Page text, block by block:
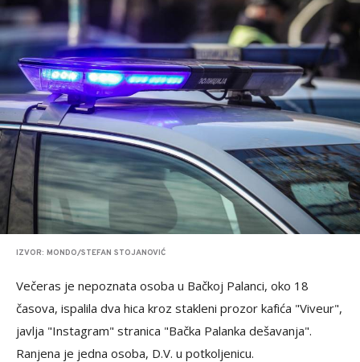
IZVOR: MONDO/STEFAN STOJANOVIĆ
Večeras je nepoznata osoba u Bačkoj Palanci, oko 18
časova, ispalila dva hica kroz stakleni prozor kafića "Viveur",
javlja "Instagram" stranica "Bačka Palanka dešavanja".
Ranjena je jedna osoba, D.V. u potkoljenicu.